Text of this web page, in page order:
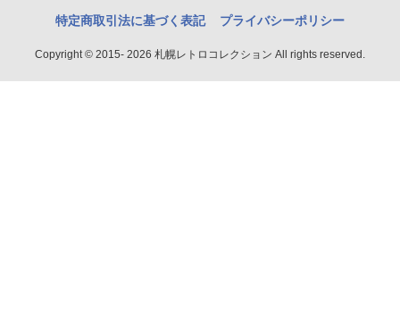
特定商取引法に基づく表記 プライバシーポリシー
Copyright © 2015- 2026 札幌レトロコレクション All rights reserved.